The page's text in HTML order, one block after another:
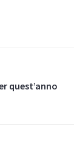
quest’anno